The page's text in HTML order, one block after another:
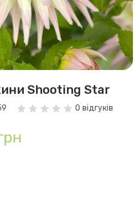
Shooting Star
0 відгуків